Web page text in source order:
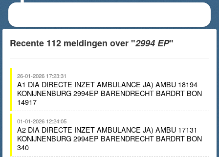
Recente 112 meldingen over "2994 EP"
26-01-2026 17:23:31
A1 DIA DIRECTE INZET AMBULANCE JA) AMBU 18194
KONIJNENBURG 2994EP BARENDRECHT BARDRT BON
14917
01-01-2026 12:24:05
A2 DIA DIRECTE INZET AMBULANCE JA) AMBU 17131
KONIJNENBURG 2994EP BARENDRECHT BARDRT BON
340